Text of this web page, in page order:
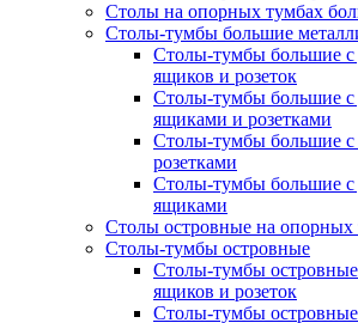
Столы на опорных тумбах
Столы-тумбы большие
Столы-тумбы большие с
ящиков и розеток
Столы-тумбы большие с
ящиками и розетками
Столы-тумбы большие
розетками
Столы-тумбы большие с
ящиками
Столы островные на опорных
Столы-тумбы островные
Столы-тумбы островные
ящиков и розеток
Столы-тумбы островные